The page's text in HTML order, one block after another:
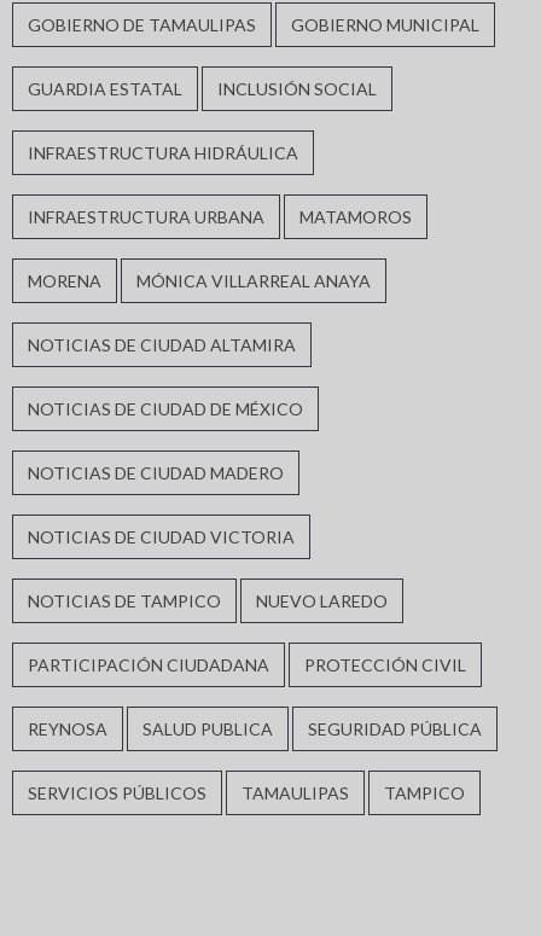
GOBIERNO DE TAMAULIPAS GOBIERNO MUNICIPAL
GUARDIA ESTATAL INCLUSIÓN SOCIAL
INFRAESTRUCTURA HIDRÁULICA
INFRAESTRUCTURA URBANA MATAMOROS
MORENA MÓNICA VILLARREAL ANAYA
NOTICIAS DE CIUDAD ALTAMIRA
NOTICIAS DE CIUDAD DE MÉXICO
NOTICIAS DE CIUDAD MADERO
NOTICIAS DE CIUDAD VICTORIA
NOTICIAS DE TAMPICO NUEVO LAREDO
PARTICIPACIÓN CIUDADANA PROTECCIÓN CIVIL
REYNOSA SALUD PUBLICA SEGURIDAD PÚBLICA
SERVICIOS PÚBLICOS TAMAULIPAS TAMPICO